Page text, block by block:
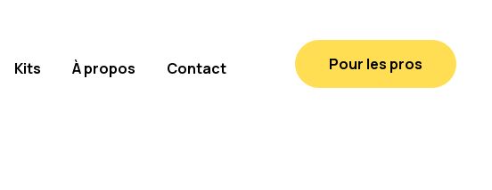
Kits À propos Contact Pour les pros